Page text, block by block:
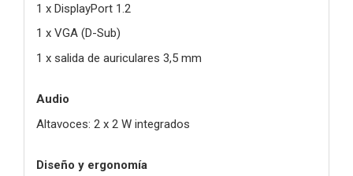
1 x DisplayPort 1.2
1 x VGA (D-Sub)
1 x salida de auriculares 3,5 mm
Audio
Altavoces: 2 x 2 W integrados
Diseño y ergonomía